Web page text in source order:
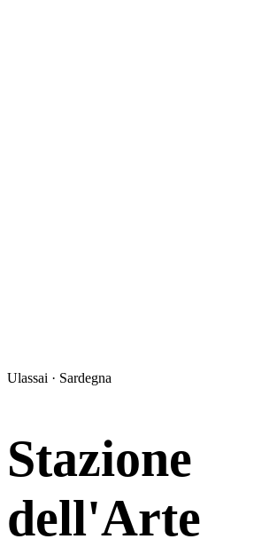
Ulassai · Sardegna
Stazione
dell'Arte